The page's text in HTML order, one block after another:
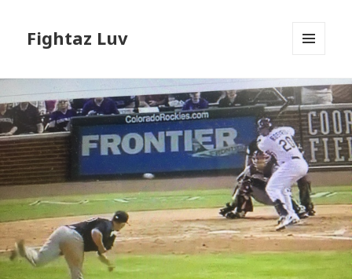
Fightaz Luv
ーとウ
ィジェ
ット